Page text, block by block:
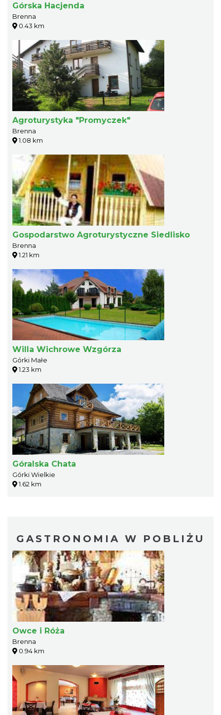
Górska Hacjenda
Brenna
0.43 km
Agroturystyka "Promyczek"
Brenna
1.08 km
Gospodarstwo Agroturystyczne Siedlisko
Brenna
1.21 km
Willa Wichrowe Wzgórza
Górki Małe
1.23 km
Góralska Chata
Górki Wielkie
1.62 km
GASTRONOMIA W POBLIŻU
Owce i Róża
Brenna
0.94 km